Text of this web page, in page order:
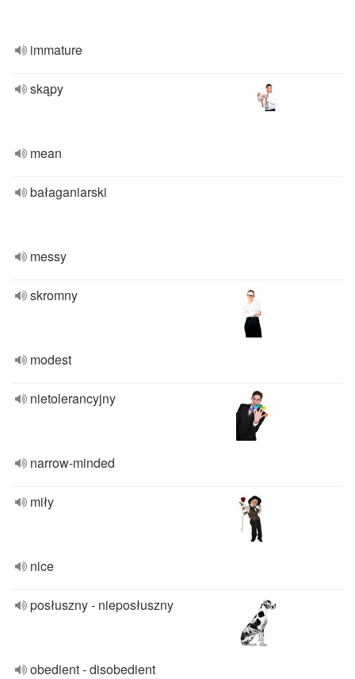
immature
skąpy
mean
bałaganiarski
messy
skromny
modest
nietolerancyjny
narrow-minded
miły
nice
posłuszny - nieposłuszny
obedient - disobedient